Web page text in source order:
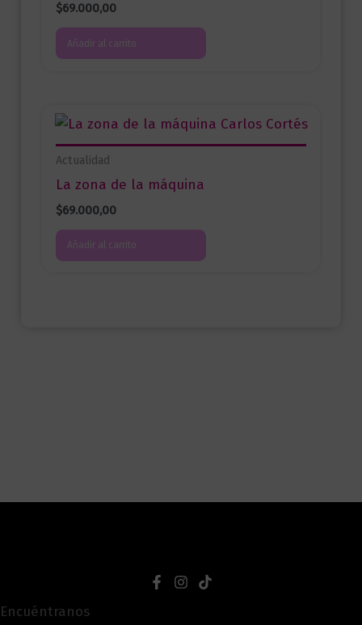
$69.000,00
Añadir al carrito
Actualidad
La zona de la máquina
$69.000,00
Añadir al carrito
Encuéntranos